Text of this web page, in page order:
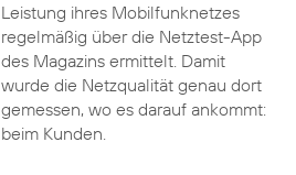
Leistung ihres Mobilfunknetzes
regelmäßig über die Netztest-App
des Magazins ermittelt. Damit
wurde die Netzqualität genau dort
gemessen, wo es darauf ankommt:
beim Kunden.